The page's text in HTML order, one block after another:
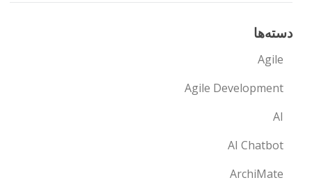
دسته‌ها
Agile
Agile Development
AI
AI Chatbot
ArchiMate